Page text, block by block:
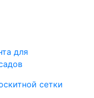
для
сетки